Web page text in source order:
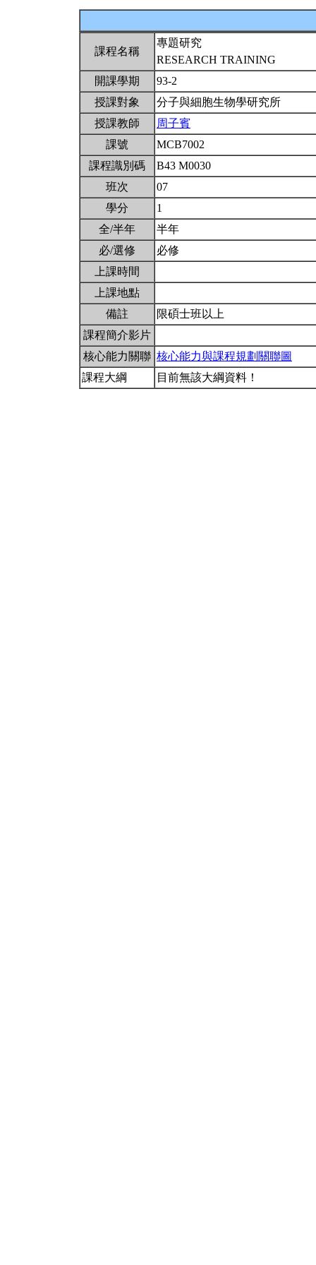
課程名稱
專題研究
RESEARCH TRAINING
開課學期
93-2
授課對象
分子與細胞生物學研究所
授課教師
周子賓
課號
MCB7002
課程識別碼
B43 M0030
班次
07
學分
1
全/半年
半年
必/選修
必修
上課時間
上課地點
備註
限碩士班以上
課程簡介影片
核心能力關聯 核心能力與課程規劃關聯圖
課程大綱
目前無該大綱資料！